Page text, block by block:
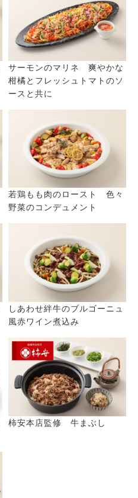
サーモンのマリネ 爽やかな
柑橘とフレッシュトマトのソ
ースと共に
若鶏もも肉のロースト 色々
野菜のコンデュメント
しあわせ絆牛のブルゴーニュ
風赤ワイン煮込み
柿安本店監修 牛まぶし